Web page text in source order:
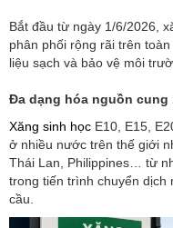
Bắt đầu từ ngày 1/6/2026,
phân phối rộng rãi trên
liệu sạch và bảo vệ môi
Đa dạng hóa nguồn
Xăng sinh học E10, E15,
ở nhiều nước trên thế giới
Thái Lan, Philippines… từ
trong tiến trình chuyển dịch
cầu.